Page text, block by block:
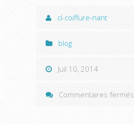
cl-coiffure-nant
blog
Juil 10, 2014
Commentaires fermés